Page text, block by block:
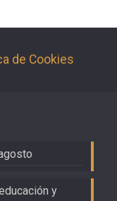
de Cookies
y